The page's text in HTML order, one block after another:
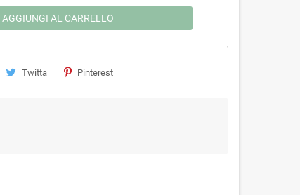
AGGIUNGI AL CARRELLO
Twitta Pinterest